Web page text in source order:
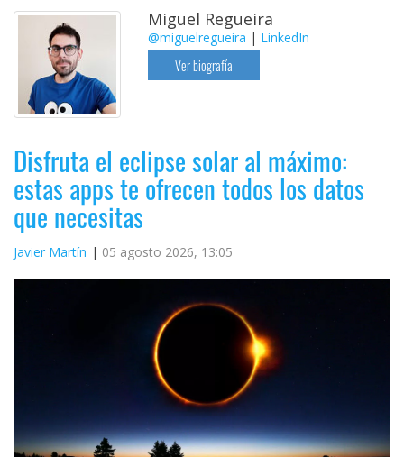
Miguel Regueira
@miguelregueira | LinkedIn
Ver biografía
Disfruta el eclipse solar al máximo:
estas apps te ofrecen todos los datos
que necesitas
Javier Martín 05 agosto 2026, 13:05